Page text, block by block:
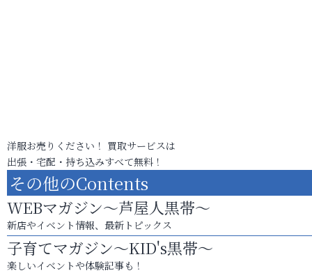
洋服お売りください！ 買取サービスは
出張・宅配・持ち込みすべて無料！
その他のContents
WEBマガジン～芦屋人黒帯～
新店やイベント情報、最新トピックス
子育てマガジン～KID's黒帯～
楽しいイベントや体験記事も！